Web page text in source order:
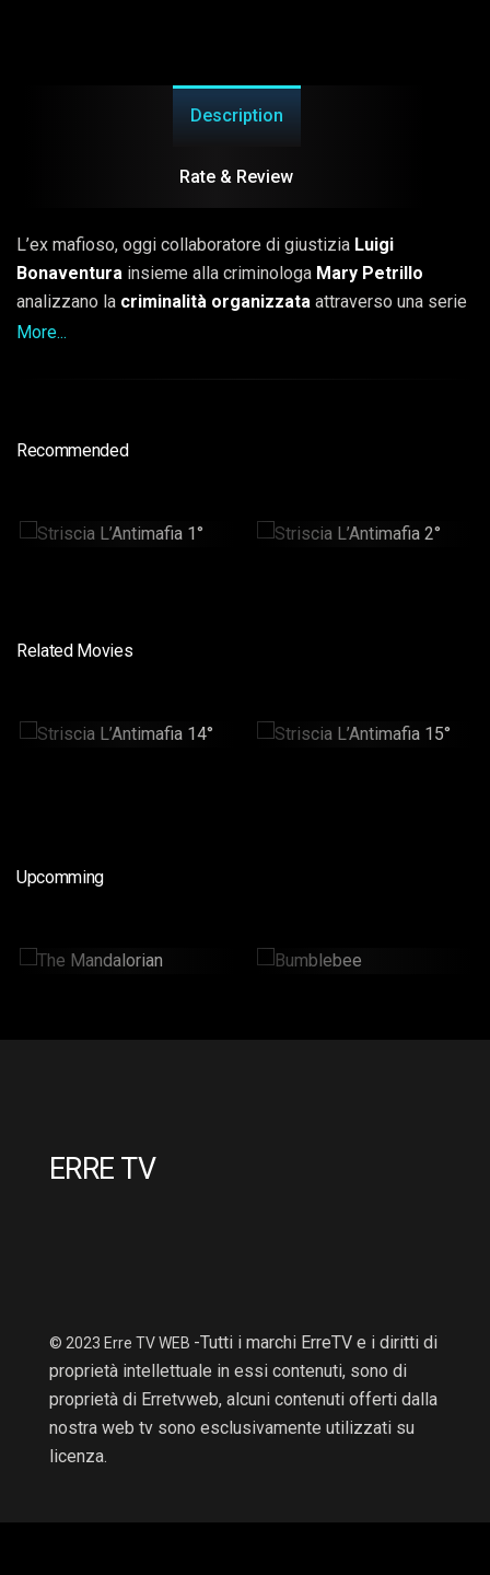
Description
Rate & Review
L’ex mafioso, oggi collaboratore di giustizia Luigi
Bonaventura insieme alla criminologa Mary Petrillo
analizzano la criminalità organizzata attraverso una serie
di ospiti: Poliziotti che hanno lavorato alla cattura di boss
untono di satira
More...
Recommended
Striscia L’Antimafia
1°
Striscia L’Antimafia
2°
Related Movies
Striscia L’Antimafia
14°
Striscia L’Antimafia
15°
Upcomming
The Mandalorian Bumblebee
ERRE TV
© 2023 Erre TV WEB -Tutti i marchi ErreTV e i diritti di
proprietà intellettuale in essi contenuti, sono di
proprietà di Erretvweb, alcuni contenuti offerti dalla
nostra web tv sono esclusivamente utilizzati su
licenza.